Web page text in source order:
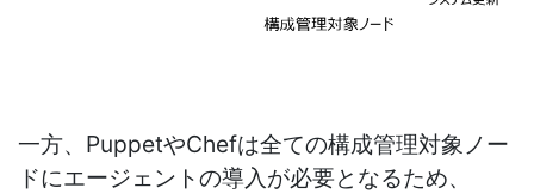
一方、PuppetやChefは全ての構成管理対象ノー
ドにエージェントの導入が必要となるため、